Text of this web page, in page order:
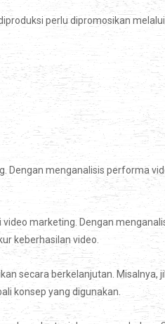
perlu dipromosikan
Dengan menganalisis performa
marketing. Dengan
keberhasilan video.
secara berkelanjutan. Misalnya,
konsep yang digunakan.